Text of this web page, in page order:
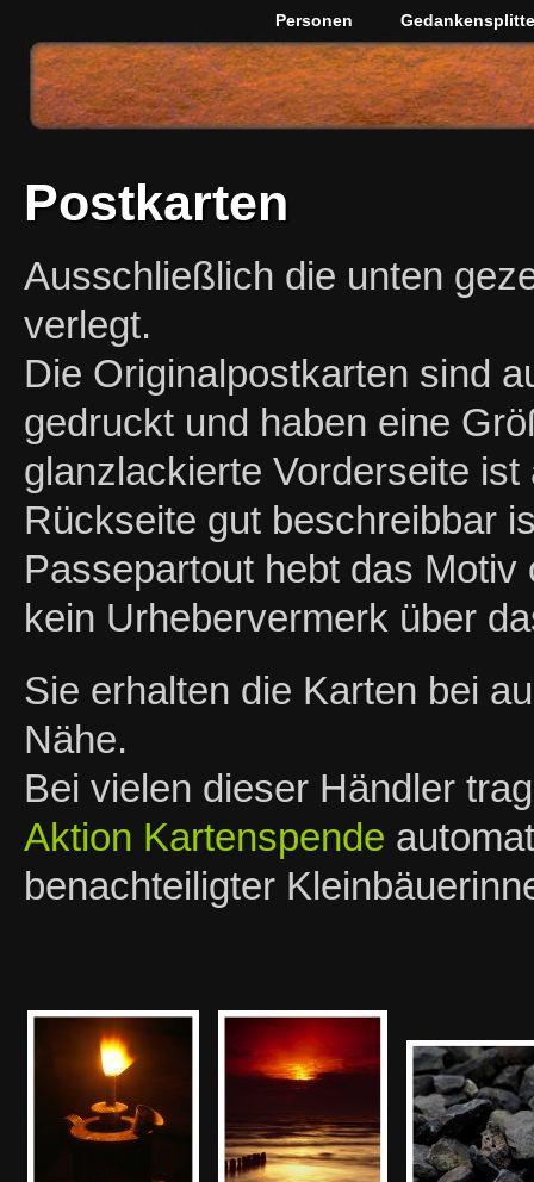
Personen
Postkarten
Ausschließlich die unten
verlegt.
Die Originalpostkarten sind
gedruckt und haben eine
glanzlackierte Vorderseite
Rückseite gut beschreibbar
Passepartout hebt das
kein Urhebervermerk über
Sie erhalten die Karten bei
Nähe.
Bei vielen dieser Händler
Aktion Kartenspende
benachteiligter